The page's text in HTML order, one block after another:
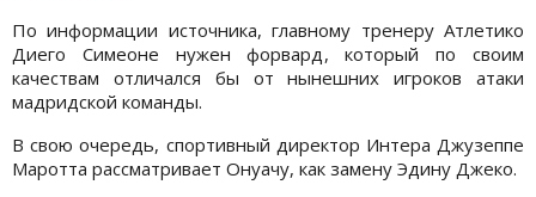
По информации источника, главному тренеру Атлетико
Диего Симеоне нужен форвард, который по своим
качествам отличался бы от нынешних игроков атаки
мадридской команды.
В свою очередь, спортивный директор Интера Джузеппе
Маротта рассматривает Онуачу, как замену Эдину Джеко.